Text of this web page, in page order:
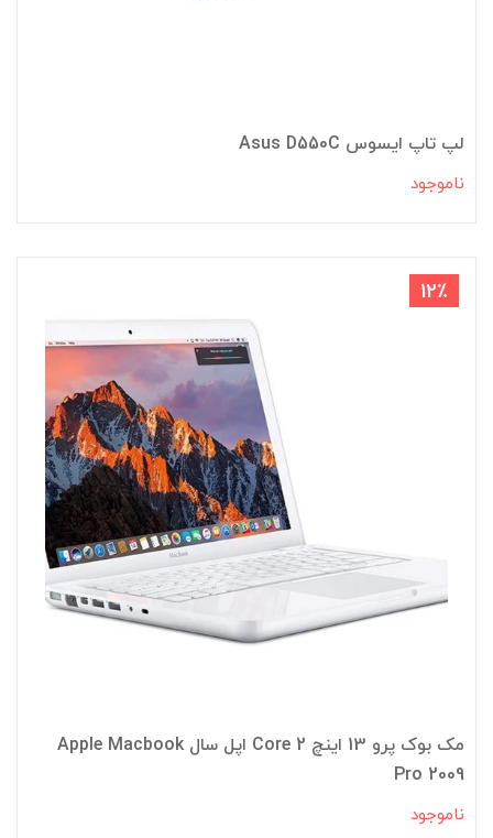
لپ تاپ ایسوس Asus D550C
ناموجود
12٪
مک بوک پرو 13 اینچ Core 2 اپل سال Apple Macbook
Pro 2009
ناموجود